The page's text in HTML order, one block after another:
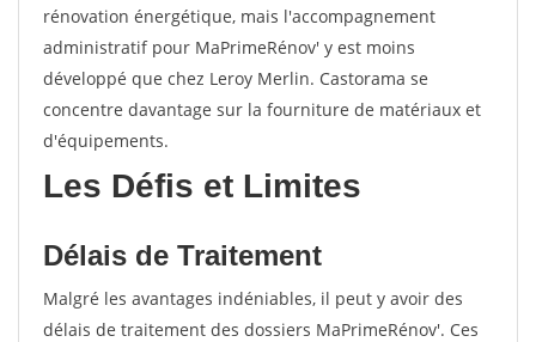
rénovation énergétique, mais l'accompagnement
administratif pour MaPrimeRénov' y est moins
développé que chez Leroy Merlin. Castorama se
concentre davantage sur la fourniture de matériaux et
d'équipements.
Les Défis et Limites
Délais de Traitement
Malgré les avantages indéniables, il peut y avoir des
délais de traitement des dossiers MaPrimeRénov'. Ces